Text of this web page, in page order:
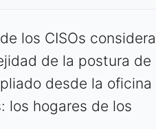
los CISOs considera
de la postura de
desde la oficina
los hogares de los